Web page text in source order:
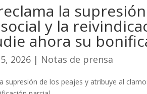
la
y la
ahora su
2026 | Notas de prensa